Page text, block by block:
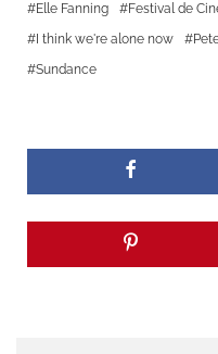
Elle Fanning
Festival de
I think we're alone now
Sundance